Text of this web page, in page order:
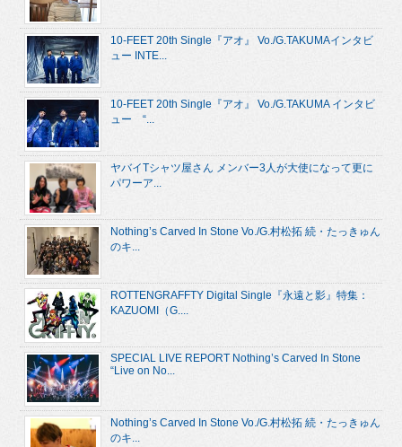
10-FEET 20th Single『アオ』 Vo./G.TAKUMAインタビ
ュー INTE...
10-FEET 20th Single『アオ』 Vo./G.TAKUMA インタビ
ュー “...
ヤバイTシャツ屋さん メンバー3人が大使になって更に
パワーア...
Nothing’s Carved In Stone Vo./G.村松拓 続・たっきゅん
のキ...
ROTTENGRAFFTY Digital Single『永遠と影』特集：
KAZUOMI（G....
SPECIAL LIVE REPORT Nothing’s Carved In Stone
“Live on No...
Nothing’s Carved In Stone Vo./G.村松拓 続・たっきゅん
のキ...